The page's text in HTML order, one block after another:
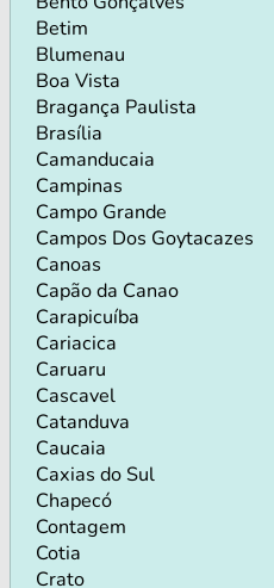
Betim
Blumenau
Boa Vista
Bragança Paulista
Brasília
Camanducaia
Campinas
Campo Grande
Campos Dos Goytacazes
Canoas
Capão da Canao
Carapicuíba
Cariacica
Caruaru
Cascavel
Catanduva
Caucaia
Caxias do Sul
Chapecó
Contagem
Cotia
Crato